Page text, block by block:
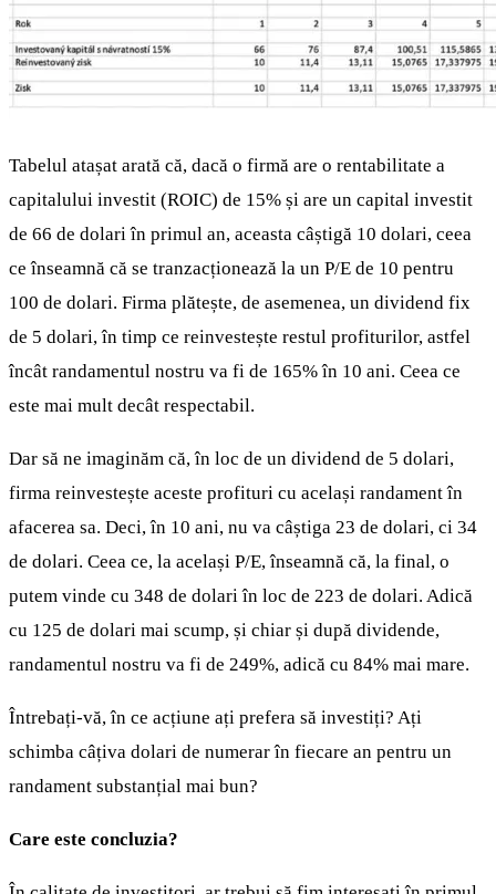
Tabelul atașat arată că, dacă o firmă are o rentabilitate a
capitalului investit (ROIC) de 15% și are un capital investit
de 66 de dolari în primul an, aceasta câștigă 10 dolari, ceea
ce înseamnă că se tranzacționează la un P/E de 10 pentru
100 de dolari. Firma plătește, de asemenea, un dividend fix
de 5 dolari, în timp ce reinvestește restul profiturilor, astfel
încât randamentul nostru va fi de 165% în 10 ani. Ceea ce
este mai mult decât respectabil.
Dar să ne imaginăm că, în loc de un dividend de 5 dolari,
firma reinvestește aceste profituri cu același randament în
afacerea sa. Deci, în 10 ani, nu va câștiga 23 de dolari, ci 34
de dolari. Ceea ce, la același P/E, înseamnă că, la final, o
putem vinde cu 348 de dolari în loc de 223 de dolari. Adică
cu 125 de dolari mai scump, și chiar și după dividende,
randamentul nostru va fi de 249%, adică cu 84% mai mare.
Întrebați-vă, în ce acțiune ați prefera să investiți? Ați
schimba câțiva dolari de numerar în fiecare an pentru un
randament substanțial mai bun?
Care este concluzia?